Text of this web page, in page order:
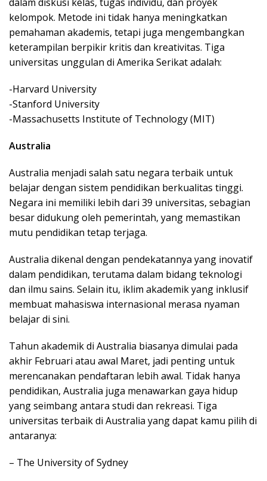
kelompok. Metode ini tidak hanya meningkatkan
pemahaman akademis, tetapi juga mengembangkan
keterampilan berpikir kritis dan kreativitas. Tiga
universitas unggulan di Amerika Serikat adalah:
-Harvard University
-Stanford University
-Massachusetts Institute of Technology (MIT)
Australia
Australia menjadi salah satu negara terbaik untuk
belajar dengan sistem pendidikan berkualitas tinggi.
Negara ini memiliki lebih dari 39 universitas, sebagian
besar didukung oleh pemerintah, yang memastikan
mutu pendidikan tetap terjaga.
Australia dikenal dengan pendekatannya yang inovatif
dalam pendidikan, terutama dalam bidang teknologi
dan ilmu sains. Selain itu, iklim akademik yang inklusif
membuat mahasiswa internasional merasa nyaman
belajar di sini.
Tahun akademik di Australia biasanya dimulai pada
akhir Februari atau awal Maret, jadi penting untuk
merencanakan pendaftaran lebih awal. Tidak hanya
pendidikan, Australia juga menawarkan gaya hidup
yang seimbang antara studi dan rekreasi. Tiga
universitas terbaik di Australia yang dapat kamu pilih di
antaranya:
– The University of Sydney